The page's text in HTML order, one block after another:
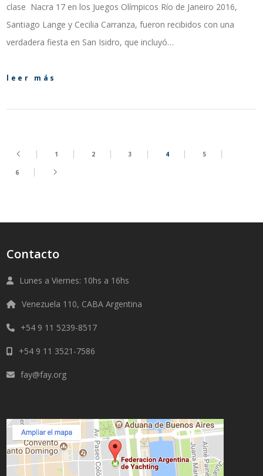
clase Nacra 17 en los Juegos Olímpicos Río de Janeiro 2016,
Santiago Lange y Cecilia Carranza, fueron recibidos con una
verdadera fiesta en San Isidro, que incluyó…
leer más
1 2 3 4 5
6
Contacto
Lunes a Viernes: 10hs a 16hs
Venezuela 110, CABA Argentina
+54 9 11 5239-8517
+54 9 11 3521-7586
fay@fay.org